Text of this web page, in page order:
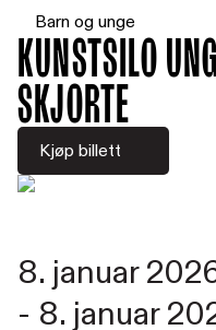
Barn og unge
Kunstsilo
skjorte
Kjøp billett
8. januar
- 8. januar